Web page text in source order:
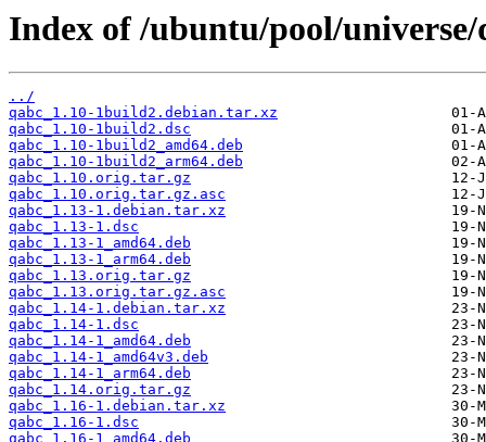
Index of /ubuntu/pool/universe/
../
qabc_1.10-1build2.debian.tar.xz
qabc_1.10-1build2.dsc
qabc_1.10-1build2_amd64.deb
qabc_1.10-1build2_arm64.deb
qabc_1.10.orig.tar.gz
qabc_1.10.orig.tar.gz.asc
qabc_1.13-1.debian.tar.xz
qabc_1.13-1.dsc
qabc_1.13-1_amd64.deb
qabc_1.13-1_arm64.deb
qabc_1.13.orig.tar.gz
qabc_1.13.orig.tar.gz.asc
qabc_1.14-1.debian.tar.xz
qabc_1.14-1.dsc
qabc_1.14-1_amd64.deb
qabc_1.14-1_amd64v3.deb
qabc_1.14-1_arm64.deb
qabc_1.14.orig.tar.gz
qabc_1.16-1.debian.tar.xz
qabc_1.16-1.dsc
qabc_1.16-1_amd64.deb